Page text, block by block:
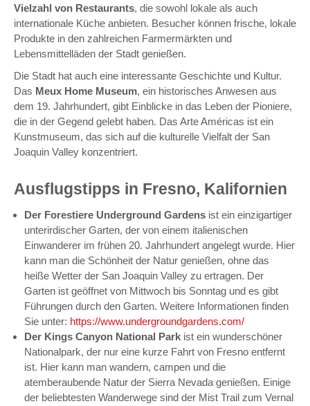
Vielzahl von Restaurants, die sowohl lokale als auch
internationale Küche anbieten. Besucher können frische, lokale
Produkte in den zahlreichen Farmermärkten und
Lebensmittelläden der Stadt genießen.
Die Stadt hat auch eine interessante Geschichte und Kultur.
Das Meux Home Museum, ein historisches Anwesen aus
dem 19. Jahrhundert, gibt Einblicke in das Leben der Pioniere,
die in der Gegend gelebt haben. Das Arte Américas ist ein
Kunstmuseum, das sich auf die kulturelle Vielfalt der San
Joaquin Valley konzentriert.
Ausflugstipps in Fresno, Kalifornien
Der Forestiere Underground Gardens ist ein einzigartiger
unterirdischer Garten, der von einem italienischen
Einwanderer im frühen 20. Jahrhundert angelegt wurde. Hier
kann man die Schönheit der Natur genießen, ohne das
heiße Wetter der San Joaquin Valley zu ertragen. Der
Garten ist geöffnet von Mittwoch bis Sonntag und es gibt
Führungen durch den Garten. Weitere Informationen finden
Sie unter: https://www.undergroundgardens.com/
Der Kings Canyon National Park ist ein wunderschöner
Nationalpark, der nur eine kurze Fahrt von Fresno entfernt
ist. Hier kann man wandern, campen und die
atemberaubende Natur der Sierra Nevada genießen. Einige
der beliebtesten Wanderwege sind der Mist Trail zum Vernal